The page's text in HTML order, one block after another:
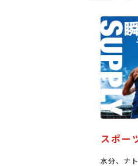
スポー
水分、ナ